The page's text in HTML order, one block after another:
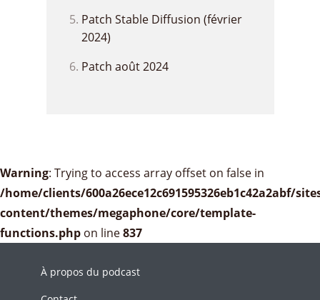
Patch Stable Diffusion (février
2024)
Patch août 2024
Warning: Trying to access array offset on false in
/home/clients/600a26ece12c691595326eb1c42a2abf/
content/themes/megaphone/core/template-
functions.php on line837
À propos du podcast